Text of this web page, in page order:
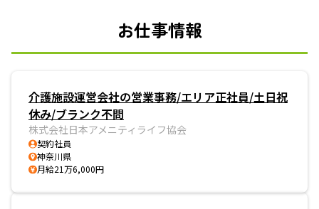
お仕事情報
介護施設運営会社の営業事務/エリア正社員/土日祝
休み/ブランク不問
株式会社日本アメニティライフ協会
契約社員
神奈川県
月給21万6,000円